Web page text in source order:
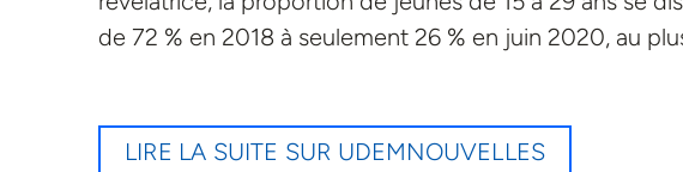
de 72 % en 2018 à seulement 26 % en juin 2020, au
LIRE LA SUITE SUR UDEMNOUVELLES